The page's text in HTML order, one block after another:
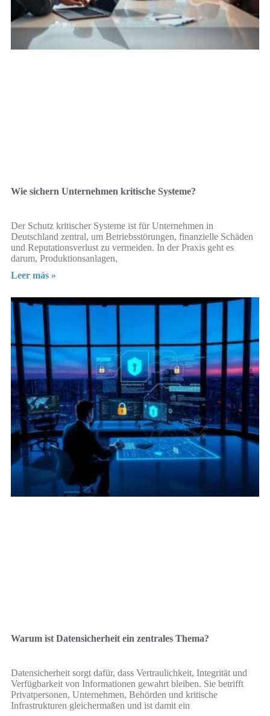
Wie sichern Unternehmen kritische Systeme?
Der Schutz kritischer Systeme ist für Unternehmen in
Deutschland zentral, um Betriebsstörungen, finanzielle Schäden
und Reputationsverlust zu vermeiden. In der Praxis geht es
darum, Produktionsanlagen,
Leer más »
Warum ist Datensicherheit ein zentrales Thema?
Datensicherheit sorgt dafür, dass Vertraulichkeit, Integrität und
Verfügbarkeit von Informationen gewahrt bleiben. Sie betrifft
Privatpersonen, Unternehmen, Behörden und kritische
Infrastrukturen gleichermaßen und ist damit ein